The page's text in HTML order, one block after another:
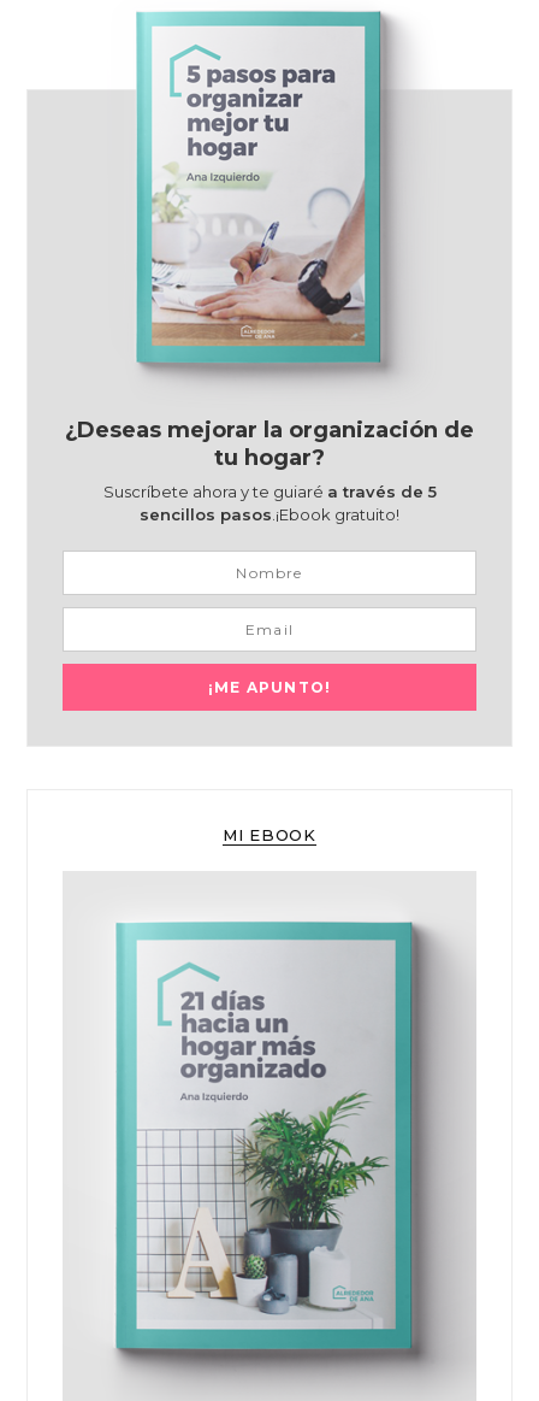
¿Deseas mejorar la organización de
tu hogar?
Suscríbete ahora y te guiaré a través de 5
sencillos pasos.¡Ebook gratuito!
MI EBOOK